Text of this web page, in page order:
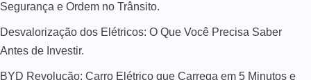
Segurança e Ordem no Trânsito.
Desvalorização dos Elétricos: O Que Você Precisa Saber
Antes de Investir.
BYD Revolução: Carro Elétrico que Carrega em 5 Minutos e